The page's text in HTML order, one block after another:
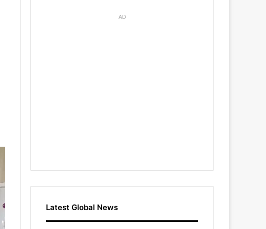
AD
Latest Global News